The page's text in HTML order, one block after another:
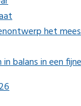
het
balans in een